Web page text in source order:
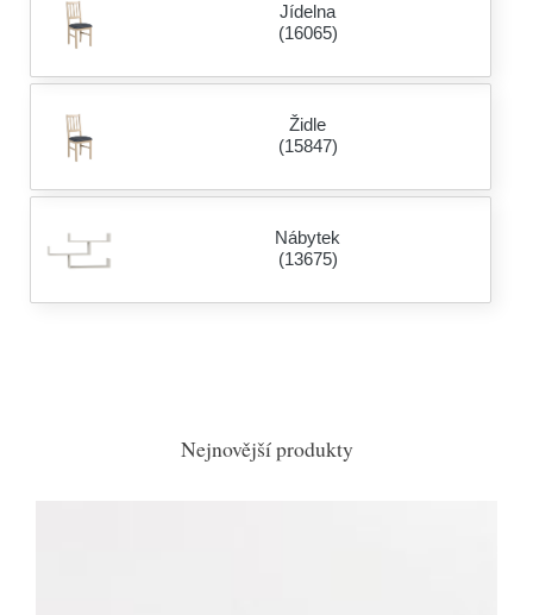
Jídelna
(16065)
Židle
(15847)
Nábytek
(13675)
Nejnovější produkty